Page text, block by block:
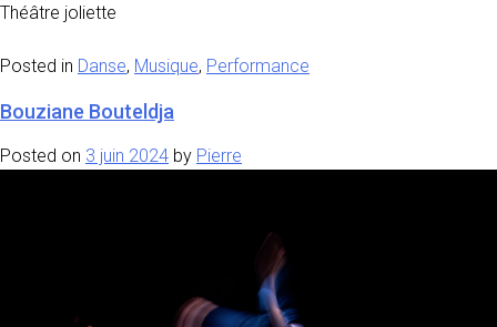
Théâtre joliette
Posted in Danse, Musique, Performance
Bouziane Bouteldja
Posted on 3 juin 2024 by Pierre